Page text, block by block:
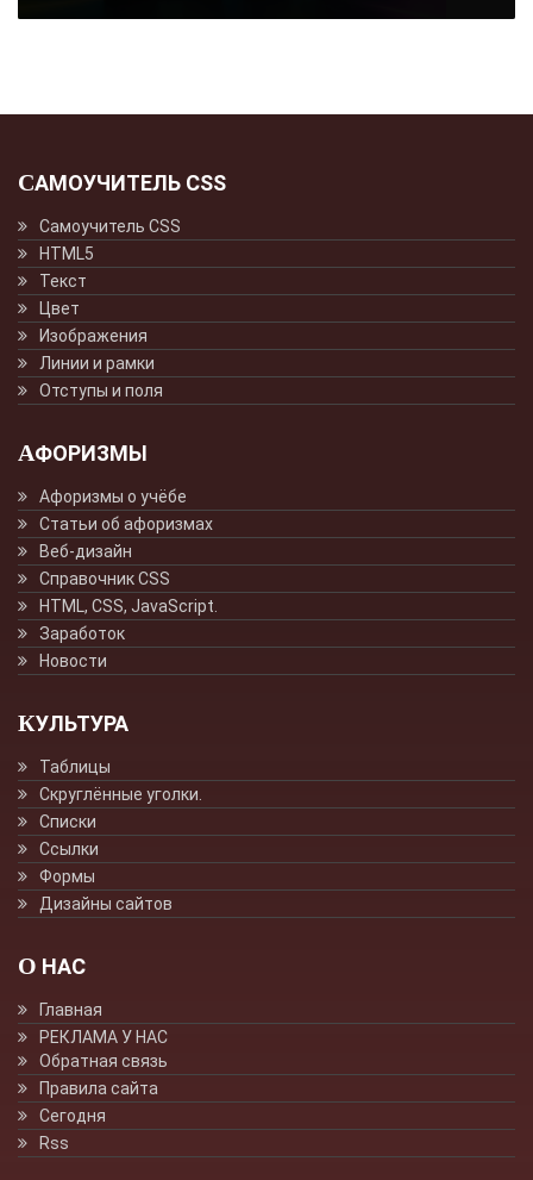
САМОУЧИТЕЛЬ CSS
Самоучитель CSS
HTML5
Текст
Цвет
Изображения
Линии и рамки
Отступы и поля
АФОРИЗМЫ
Афоризмы о учёбе
Статьи об афоризмах
Веб-дизайн
Справочник CSS
HTML, CSS, JavaScript.
Заработок
Новости
КУЛЬТУРА
Таблицы
Скруглённые уголки.
Списки
Ссылки
Формы
Дизайны сайтов
О НАС
Главная
РЕКЛАМА У НАС
Обратная связь
Правила сайта
Сегодня
Rss